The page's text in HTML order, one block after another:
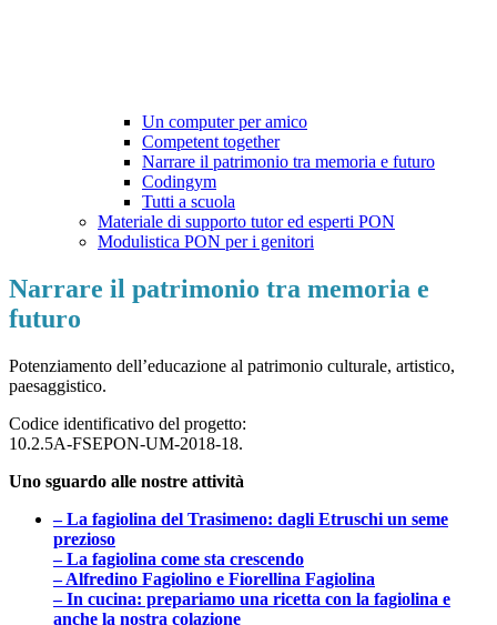
Un computer per amico
Competent together
Narrare il patrimonio tra memoria e futuro
Codingym
Tutti a scuola
Materiale di supporto tutor ed esperti PON
Modulistica PON per i genitori
Narrare il patrimonio tra memoria e
futuro
Potenziamento dell’educazione al patrimonio culturale, artistico,
paesaggistico.
Codice identificativo del progetto:
10.2.5A-FSEPON-UM-2018-18.
Uno sguardo alle nostre attività
– La fagiolina del Trasimeno: dagli Etruschi un seme
prezioso
– La fagiolina come sta crescendo
– Alfredino Fagiolino e Fiorellina Fagiolina
– In cucina: prepariamo una ricetta con la fagiolina e
anche la nostra colazione